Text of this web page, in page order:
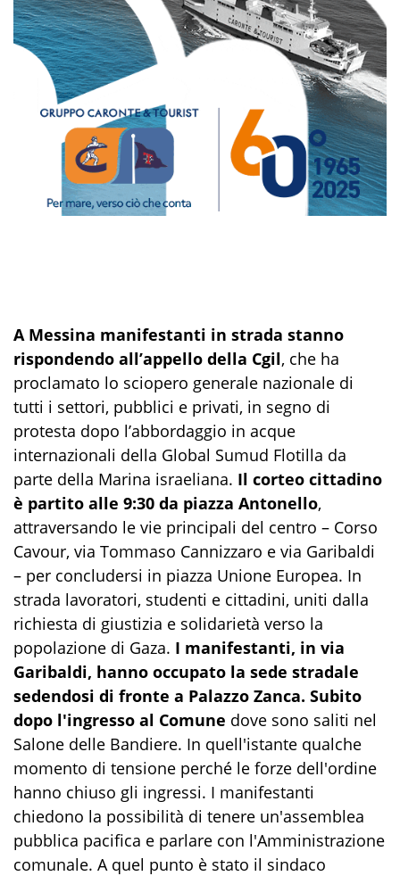
A Messina manifestanti in strada stanno
rispondendo all’appello della Cgil, che ha
proclamato lo sciopero generale nazionale di
tutti i settori, pubblici e privati, in segno di
protesta dopo l’abbordaggio in acque
internazionali della Global Sumud Flotilla da
parte della Marina israeliana. Il corteo cittadino
è partito alle 9:30 da piazza Antonello,
attraversando le vie principali del centro – Corso
Cavour, via Tommaso Cannizzaro e via Garibaldi
– per concludersi in piazza Unione Europea. In
strada lavoratori, studenti e cittadini, uniti dalla
richiesta di giustizia e solidarietà verso la
popolazione di Gaza. I manifestanti, in via
Garibaldi, hanno occupato la sede stradale
sedendosi di fronte a Palazzo Zanca. Subito
dopo l'ingresso al Comune dove sono saliti nel
Salone delle Bandiere. In quell'istante qualche
momento di tensione perché le forze dell'ordine
hanno chiuso gli ingressi. I manifestanti
chiedono la possibilità di tenere un'assemblea
pubblica pacifica e parlare con l'Amministrazione
comunale. A quel punto è stato il sindaco